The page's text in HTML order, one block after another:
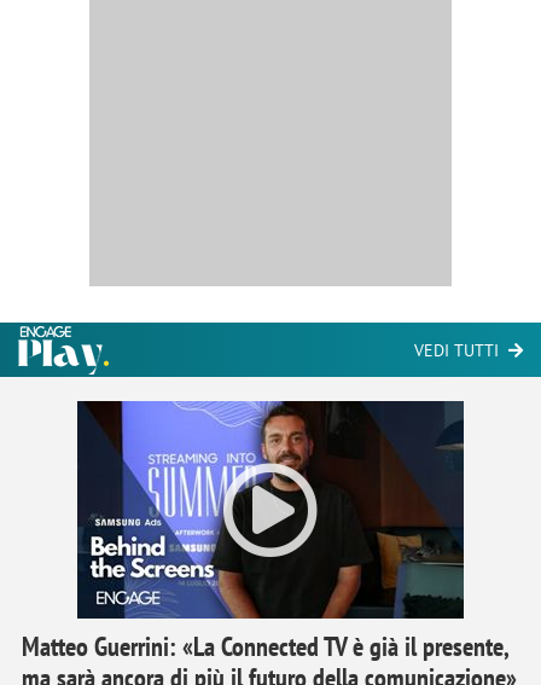
VEDI TUTTI
Matteo Guerrini: «La Connected TV è già il presente,